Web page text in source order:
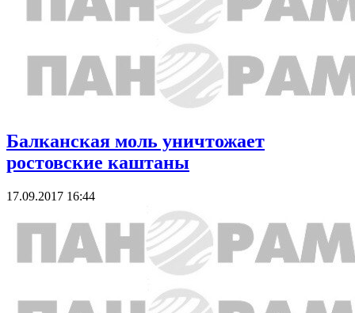
Балканская моль уничтожает
ростовские каштаны
17.09.2017 16:44